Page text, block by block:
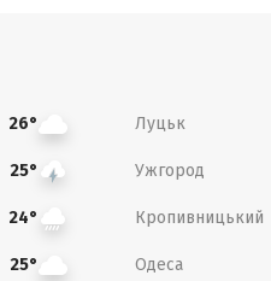
26° Луцьк
25° Ужгород
24° Кропивницький
25° Одеса